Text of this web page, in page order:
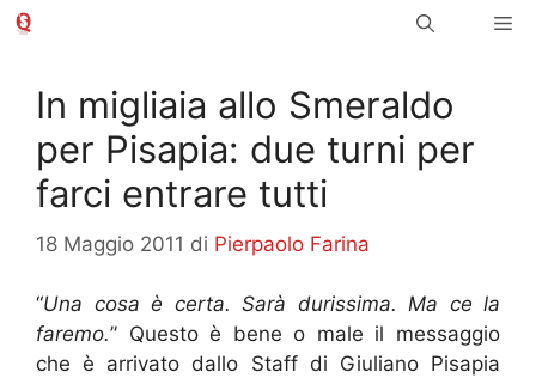
Vai
In migliaia allo Smeraldo
per Pisapia: due turni per
farci entrare tutti
18 Maggio 2011 di Pierpaolo Farina
“Una cosa è certa. Sarà durissima. Ma ce la
faremo.” Questo è bene o male il messaggio
che è arrivato dallo Staff di Giuliano Pisapia